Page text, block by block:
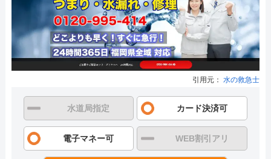
引用元： 水の救急士
水道局指定 カード決済可
電子マネー可 WEB割引アリ